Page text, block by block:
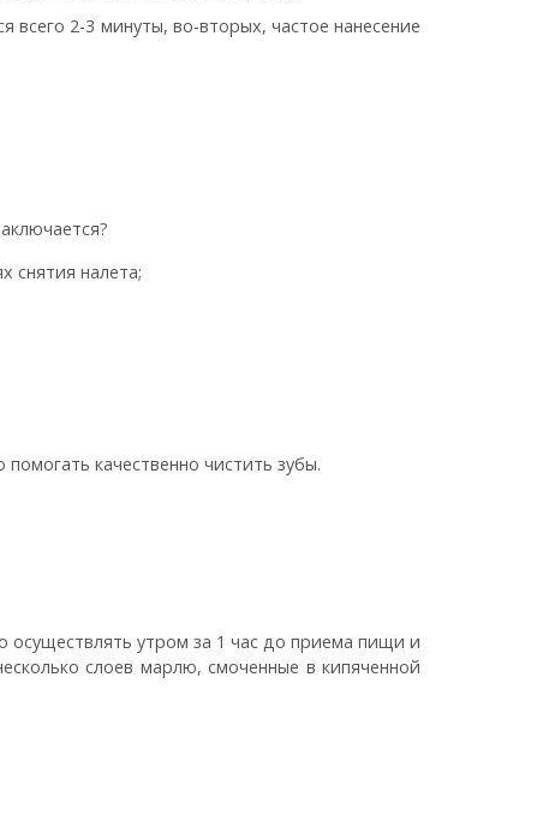
2-3 минуты, во-вторых, частое нанесение
снятия налета;
качественно чистить зубы.
утром за 1 час до приема пищи и
слоев марлю, смоченные в кипяченной